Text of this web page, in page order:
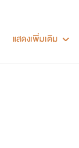
แสดงเพิ่มเติม